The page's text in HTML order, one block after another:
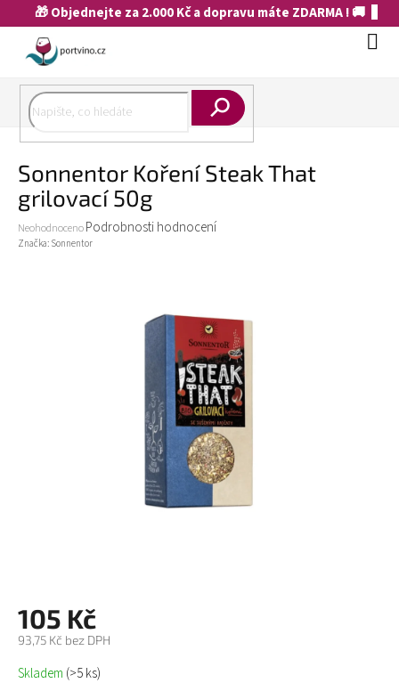
na
🎁 Objednejte za 2.000 Kč a dopravu máte ZDARMA ! 🚚
Sonnentor Koření Steak That
grilovací 50g
Průměrné
hodnocení
NeohodnocenoPodrobnosti hodnocení
Značka: Sonnentor
105 Kč
93,75 Kč bez DPH
Měrná
cena:
Skladem (>5 ks)